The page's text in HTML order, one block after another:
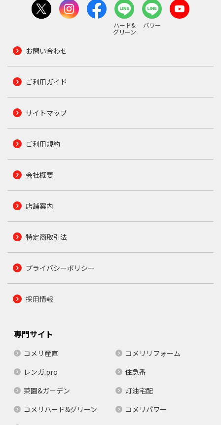
ハード&
グリーン
パワー
お問い合わせ
ご利用ガイド
サイトマップ
ご利用規約
会社概要
店舗案内
特定商取引法
プライバシーポリシー
採用情報
専門サイト
コメリ産直
コメリリフォーム
レンガ.pro
住急番
菜園&ガーデン
灯油宅配
コメリハード&グリーン
コメリパワー